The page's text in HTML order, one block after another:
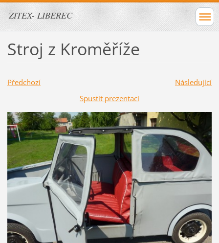
ZITEX- LIBEREC
Stroj z Kroměříže
Předchozí
Následující
Spustit prezentaci